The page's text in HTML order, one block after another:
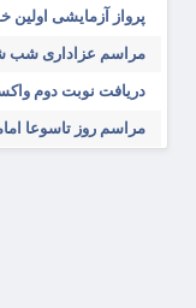
پرواز آزمایشی اولین
مراسم عزاداری شب
دریافت نوبت دوم
مراسم روز تاسوعا